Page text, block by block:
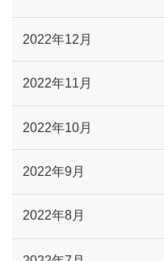
2022年12月
2022年11月
2022年10月
2022年9月
2022年8月